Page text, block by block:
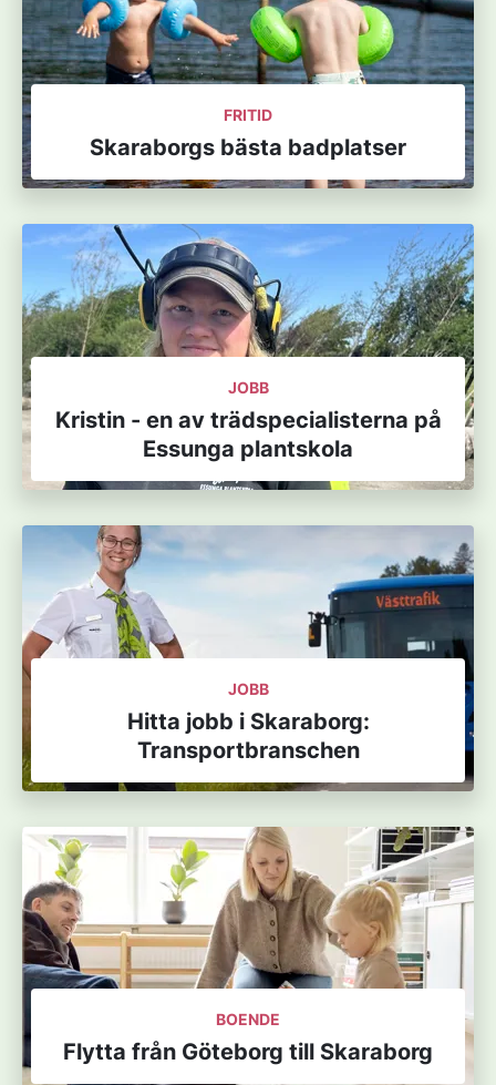
FRITID
Skaraborgs bästa badplatser
JOBB
Kristin - en av trädspecialisterna på
Essunga plantskola
JOBB
Hitta jobb i Skaraborg:
Transportbranschen
BOENDE
Flytta från Göteborg till Skaraborg